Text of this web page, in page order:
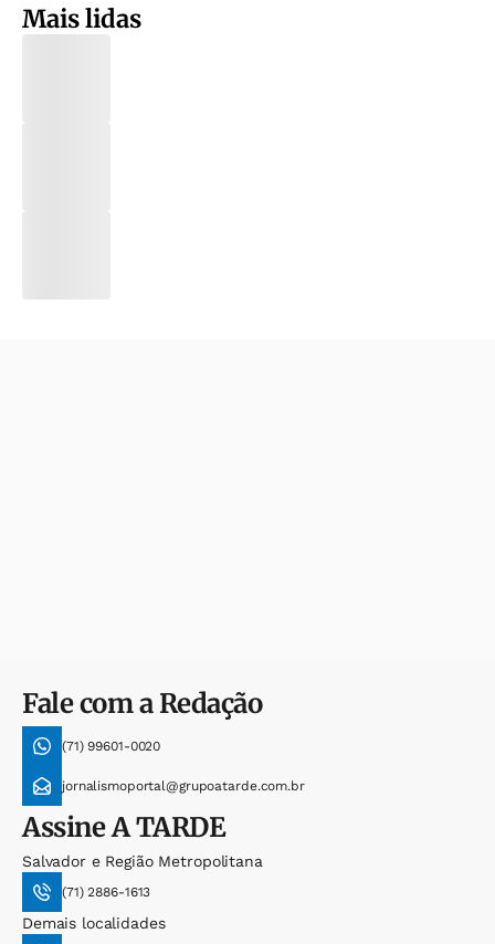
Mais lidas
Fale com a Redação
(71) 99601-0020
jornalismoportal@grupoatarde.com.br
AssineA TARDE
Salvador e Região Metropolitana
(71) 2886-1613
Demais localidades